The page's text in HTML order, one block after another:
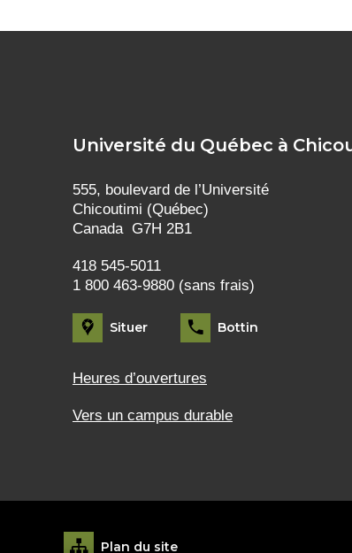
Université du Québec à
555, boulevard de l’Université
Chicoutimi (Québec)
Canada G7H 2B1
418 545-5011
1 800 463-9880 (sans frais)
Situer Bottin
Heures d’ouvertures
Vers un campus durable
Plan du site